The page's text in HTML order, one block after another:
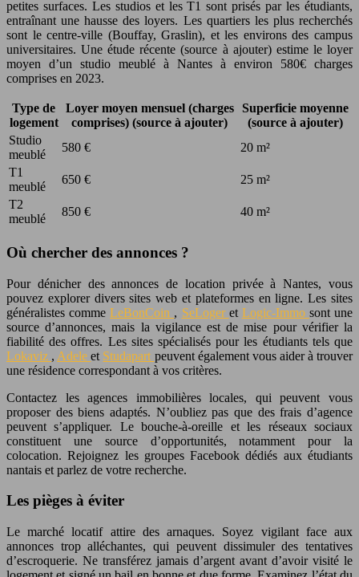
petites surfaces. Les studios et les T1 sont prisés par les étudiants,
entraînant une hausse des loyers. Les quartiers les plus recherchés
sont le centre-ville (Bouffay, Graslin), et les environs des campus
universitaires. Une étude récente (source à ajouter) estime le loyer
moyen d’un studio meublé à Nantes à environ 580€ charges
comprises en 2023.
Type de
logement
Loyer moyen mensuel (charges
comprises) (source à ajouter)
Superficie moyenne
(source à ajouter)
Studio
meublé
580 €
20 m²
T1
meublé
650 €
25 m²
T2
meublé
850 € 40 m²
Où chercher des annonces ?
Pour dénicher des annonces de location privée à Nantes, vous
pouvez explorer divers sites web et plateformes en ligne. Les sites
généralistes commeLeBonCoin , SeLoger et Logic-Immo sont une
source d’annonces, mais la vigilance est de mise pour vérifier la
fiabilité des offres. Les sites spécialisés pour les étudiants tels que
Lokaviz , Adeleet Studapart peuvent également vous aider à trouver
une résidence correspondant à vos critères.
Contactez les agences immobilières locales, qui peuvent vous
proposer des biens adaptés. N’oubliez pas que des frais d’agence
peuvent s’appliquer. Le bouche-à-oreille et les réseaux sociaux
constituent une source d’opportunités, notamment pour la
colocation. Rejoignez les groupes Facebook dédiés aux étudiants
nantais et parlez de votre recherche.
Les pièges à éviter
Le marché locatif attire des arnaques. Soyez vigilant face aux
annonces trop alléchantes, qui peuvent dissimuler des tentatives
d’escroquerie. Ne transférez jamais d’argent avant d’avoir visité le